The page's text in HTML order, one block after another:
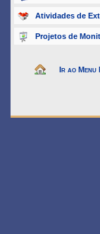
Atividades de
Projetos de
Ir ao Menu